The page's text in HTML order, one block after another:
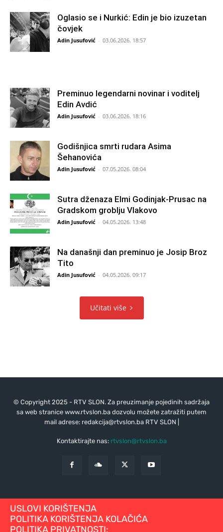
Oglasio se i Nurkić: Edin je bio izuzetan
čovjek
Adin Jusufović - 03.06.2026. 18:57
Preminuo legendarni novinar i voditelj
Edin Avdić
Adin Jusufović - 03.06.2026. 18:16
Godišnjica smrti rudara Asima
Šehanovića
Adin Jusufović - 07.05.2026. 08:04
Sutra dženaza Elmi Godinjak-Prusac na
Gradskom groblju Vlakovo
Adin Jusufović - 04.05.2026. 13:48
Na današnji dan preminuo je Josip Broz
Tito
Adin Jusufović - 04.05.2026. 09:17
Učitati više
© Copyright 2025 - RTV SLON. Za preuzimanje pojedinih sadržaja
sa web stranice www.rtvslon.ba dozvolu možete zatražiti putem
mail adrese: redakcija@rtvslon.baRTV SLON |
Kontaktirajte nas: rtvslon@rtvslon.ba
USLOVI KORIŠTENJA
POLITIKA KORIŠTENJA KOLAČIĆA
POLITIKA PRIVATNOSTI: